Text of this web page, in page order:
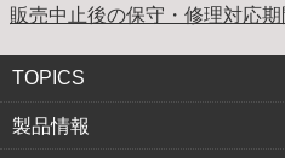
販売中止後の保守・修理対応
TOPICS
製品情報